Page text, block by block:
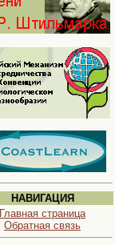
НАВИГАЦИЯ
Главная страница
Обратная связь